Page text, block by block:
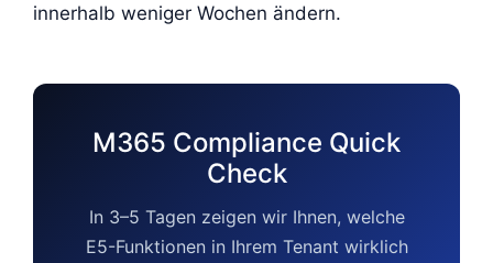
innerhalb weniger Wochen ändern.
M365 Compliance Quick
Check
In 3–5 Tagen zeigen wir Ihnen, welche
E5-Funktionen in Ihrem Tenant wirklich